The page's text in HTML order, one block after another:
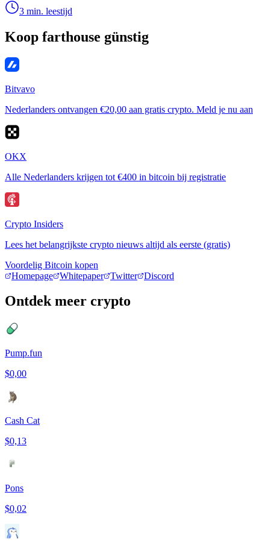
3 min. leestijd
Koop farthouse günstig
Bitvavo
Nederlanders ontvangen €20,00 aan gratis crypto. Meld je nu aan
OKX
Alle Nederlanders krijgen tot €400 in bitcoin bij registratie
Crypto Insiders
Lees het belangrijkste crypto nieuws altijd als eerste (gratis)
Voordelig Bitcoin kopen
Homepage
Whitepaper Twitter Discord
Ontdek meer crypto
Pump.fun
$0,00
Cash Cat
$0,13
Pons
$0,02